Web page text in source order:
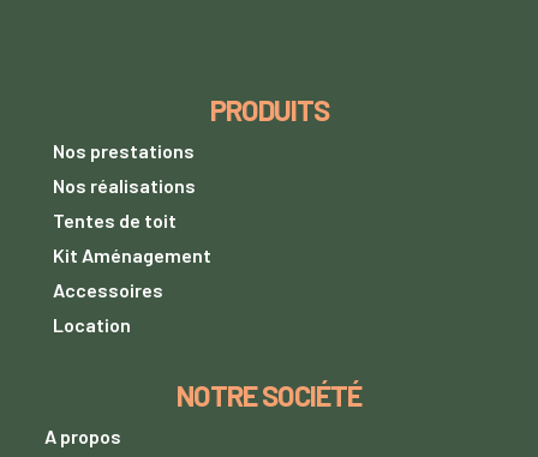
PRODUITS
Nos prestations
Nos réalisations
Tentes de toit
Kit Aménagement
Accessoires
Location
NOTRE SOCIÉTÉ
A propos